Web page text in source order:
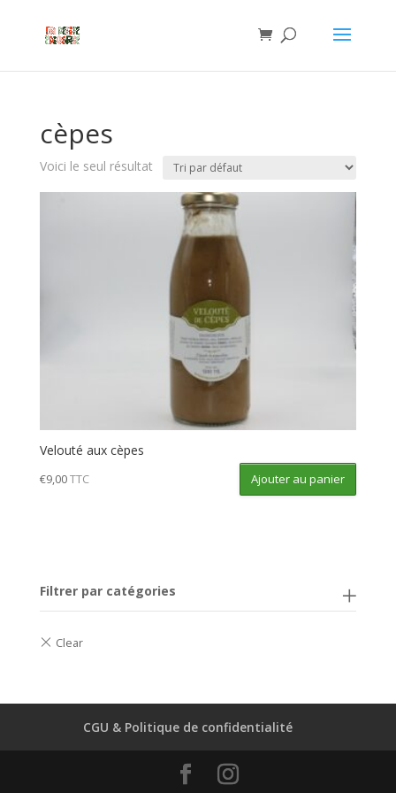
cèpes
Voici le seul résultat
Velouté aux cèpes
€9,00TTC Ajouter au panier
Filtrer par catégories
CGU & Politique de confidentialité